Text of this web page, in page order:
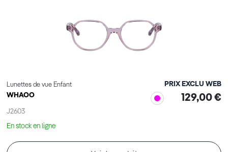
Lunettes de vue Enfant
WHAOO
J2603
PRIX EXCLU WEB
129,00 €
En stock en ligne